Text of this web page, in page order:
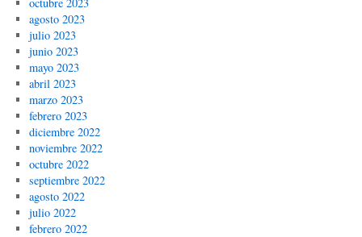
agosto 2023
julio 2023
junio 2023
mayo 2023
abril 2023
marzo 2023
febrero 2023
diciembre 2022
noviembre 2022
octubre 2022
septiembre 2022
agosto 2022
julio 2022
febrero 2022